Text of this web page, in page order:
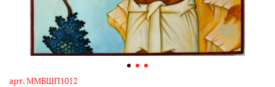
арт.ММБШП1012